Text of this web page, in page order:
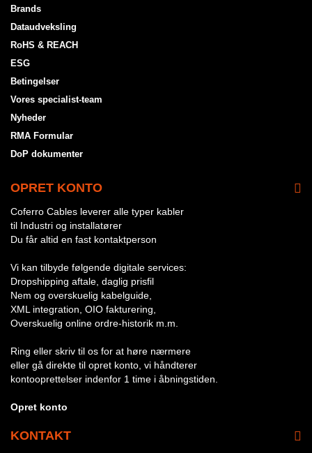
Brands
Dataudveksling
RoHS & REACH
ESG
Betingelser
Vores specialist-team
Nyheder
RMA Formular
DoP dokumenter
OPRET KONTO
Coferro Cables leverer alle typer kabler
til Industri og installatører
Du får altid en fast kontaktperson
Vi kan tilbyde følgende digitale services:
Dropshipping aftale, daglig prisfil
Nem og overskuelig kabelguide,
XML integration, OIO fakturering,
Overskuelig online ordre-historik m.m.
Ring eller skriv til os for at høre nærmere
eller gå direkte til opret konto, vi håndterer
kontooprettelser indenfor 1 time i åbningstiden.
Opret konto
KONTAKT